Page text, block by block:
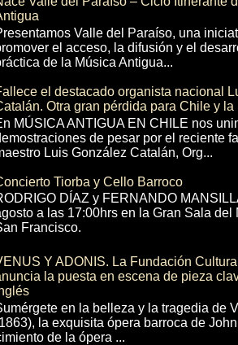
Valle del Paraíso, una
el acceso, la difusión y el
de la Música Antigua...
el destacado organista nacional
Otra gran pérdida para Chile y la
MÚSICA ANTIGUA EN CHILE nos
de pesar por el reciente
Luis González Catalán, Org...
Tiorba y Cello Barroco
DÍAZ y FERNANDO
a las 17:00hrs en la Gran Sala
Francisco.
Y ADONIS. La Fundación
la puesta en escena de pieza
en la belleza y la tragedia de
la exquisita ópera barroca de
de la ópera ...